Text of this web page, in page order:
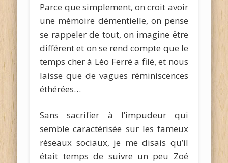
Parce que simplement, on croit avoir
une mémoire démentielle, on pense
se rappeler de tout, on imagine être
différent et on se rend compte que le
temps cher à Léo Ferré a filé, et nous
laisse que de vagues réminiscences
éthérées…
Sans sacrifier à l’impudeur qui
semble caractérisée sur les fameux
réseaux sociaux, je me disais qu’il
était temps de suivre un peu Zoé